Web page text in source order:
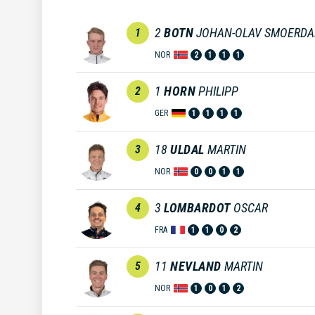
1 2 BOTNJOHAN-OLAV
NOR 2 1 1 1
2 1 HORNPHILIPP
GER 1 1 1 1
3 18ULDAL MARTIN
NOR 0 0 1 1
4 3 LOMBARDOT OSCAR
FRA 1 1 0 2
5 11 NEVLAND MARTIN
NOR 1 0 1 2